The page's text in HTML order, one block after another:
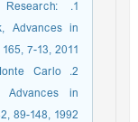
Advances in
7-13, 2011.
Carlo
Advances in
89-148, 1992.